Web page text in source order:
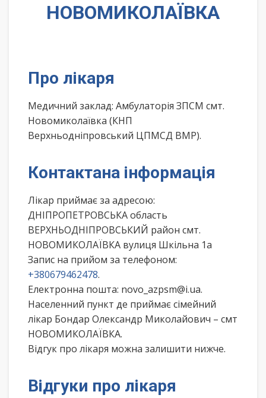
НОВОМИКОЛАЇВКА
Про лікаря
Медичний заклад: Амбулаторія ЗПСМ смт.
Новомиколаївка (КНП
Верхньодніпровський ЦПМСД ВМР).
Контактана інформація
Лікар приймає за адресою:
ДНІПРОПЕТРОВСЬКА область
ВЕРХНЬОДНІПРОВСЬКИЙ район смт.
НОВОМИКОЛАЇВКА вулиця Шкільна 1а
Запис на прийом за телефоном:
+380679462478.
Електронна пошта: novo_azpsm@i.ua.
Населенний пункт де приймає сімейний
лікар Бондар Олександр Миколайович – смт
НОВОМИКОЛАЇВКА.
Відгук про лікаря можна залишити нижче.
Відгуки про лікаря